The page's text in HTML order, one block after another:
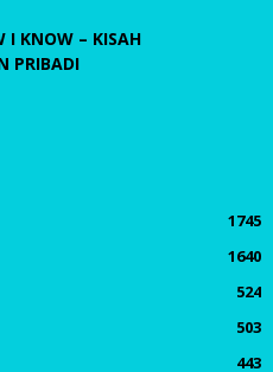
I KNOW – KISAH
PRIBADI
1745
1640
524
503
443